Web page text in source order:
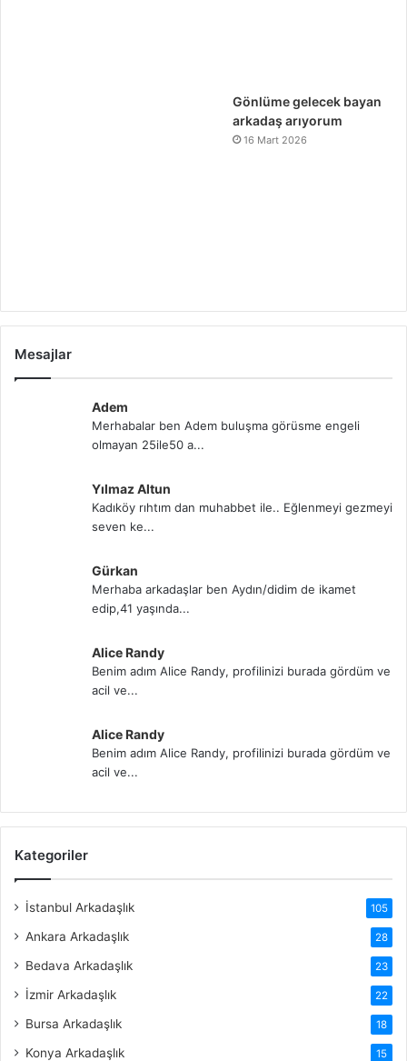
Gönlüme gelecek bayan
arkadaş arıyorum
16 Mart 2026
Mesajlar
Adem
Merhabalar ben Adem buluşma görüsme engeli
olmayan 25ile50 a...
Yılmaz Altun
Kadıköy rıhtım dan muhabbet ile.. Eğlenmeyi gezmeyi
seven ke...
Gürkan
Merhaba arkadaşlar ben Aydın/didim de ikamet
edip,41 yaşında...
Alice Randy
Benim adım Alice Randy, profilinizi burada gördüm ve
acil ve...
Alice Randy
Benim adım Alice Randy, profilinizi burada gördüm ve
acil ve...
Kategoriler
İstanbul Arkadaşlık 105
Ankara Arkadaşlık 28
Bedava Arkadaşlık 23
İzmir Arkadaşlık 22
Bursa Arkadaşlık 18
Konya Arkadaşlık 15